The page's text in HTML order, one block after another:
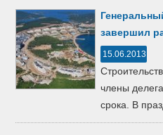
завершил
15.06.2013
члены
срока. В